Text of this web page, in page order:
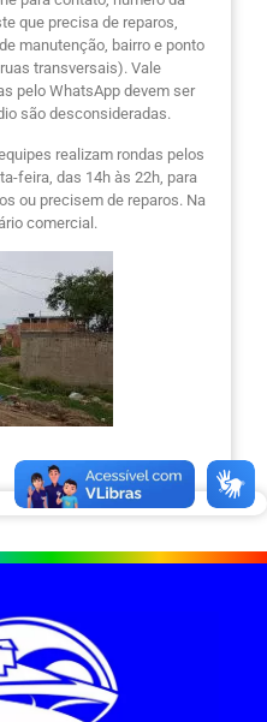
que precisa de reparos,
manutenção, bairro e ponto
transversais). Vale
pelo WhatsApp devem ser
são desconsideradas.
realizam rondas pelos
feira, das 14h às 22h, para
ou precisem de reparos. Na
comercial.